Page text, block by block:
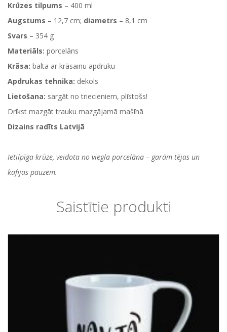
Krūzes tilpums – 400 ml
Augstums – 12,7 cm; diametrs – 8,1 cm
Svars – 354 g
Materiāls: porcelāns
Krāsa: balta ar krāsainu apdruku
Apdrukas tehnika: dekols
Lietošana: sargāt no triecieniem, plīstošs!
Drīkst mazgāt trauku mazgājamā mašīnā
Dizains radīts Latvijā
Ietilpīga krūze, veidota no viegla porcelāna – garām tējas un
kafijas pauzēm.
Saistītie produkti